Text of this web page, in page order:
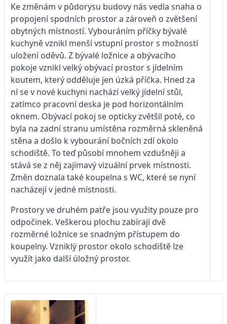
Ke změnám v půdorysu budovy nás vedla snaha o
propojení spodních prostor a zároveň o zvětšení
obytných místností. Vybouráním příčky bývalé
kuchyně vznikl menší vstupní prostor s možností
uložení oděvů. Z bývalé ložnice a obývacího
pokoje vznikl velký obývací prostor s jídelním
koutem, který odděluje jen úzká příčka. Hned za
ní se v nové kuchyni nachází velký jídelní stůl,
zatímco pracovní deska je pod horizontálním
oknem. Obývací pokoj se opticky zvětšil poté, co
byla na zadní stranu umístěna rozměrná skleněná
stěna a došlo k vybourání bočních zdí okolo
schodiště. To teď působí mnohem vzdušněji a
stává se z něj zajímavý vizuální prvek místnosti.
Změn doznala také koupelna s WC, které se nyní
nacházejí v jedné místnosti.
Prostory ve druhém patře jsou využity pouze pro
odpočinek. Veškerou plochu zabírají dvě
rozměrné ložnice se snadným přístupem do
koupelny. Vzniklý prostor okolo schodiště lze
využít jako další úložný prostor.